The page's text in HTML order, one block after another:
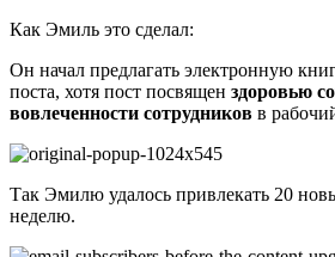
Как Эмиль это сделал:
Он начал предлагать электронную
поста, хотя пост посвящен здоровью
вовлеченности сотрудников в
Так Эмилю удалось привлекать 20
неделю.